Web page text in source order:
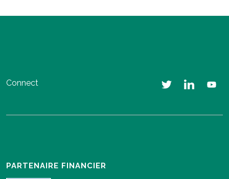
Connect
PARTENAIRE FINANCIER